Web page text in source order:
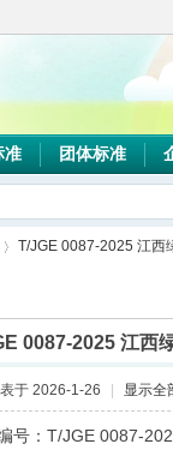
准 团体标准
T/JGE 0087-2025 江西
0087-2025 江西
于 2026-1-26 显示全
号：T/JGE 0087-